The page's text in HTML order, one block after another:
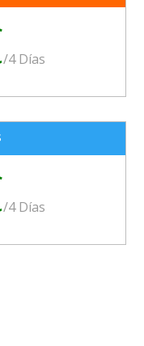
/4 Días
/4 Días